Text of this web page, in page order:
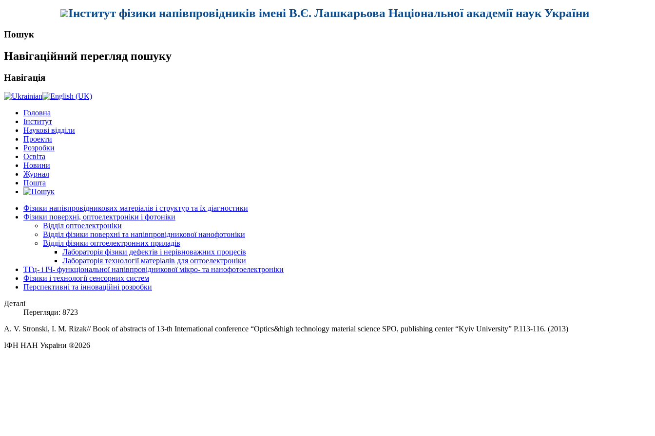
Інститут фізики напівпровідників імені В.Є. Лашкарьова Національної академії наук України
Пошук
Навігаційний перегляд пошуку
Навігація
Головна
Інститут
Наукові відділи
Проекти
Розробки
Освіта
Новини
Журнал
Пошта
Фізики напівпровідникових матеріалів і структур та їх діагностики
Фізики поверхні, оптоелектроніки і фотоніки
Відділ оптоелектроніки
Відділ фізики поверхні та напівпровідникової нанофотоніки
Відділ фізики оптоелектронних приладів
Лабораторія фізики дефектів і нерівноважних процесів
Лабораторія технології матеріалів для оптоелектроніки
ТГц- і ІЧ- функціональної напівпровідникової мікро- та нанофотоелектроніки
Фізики і технології сенсорних систем
Перспективні та інноваційні розробки
Деталі
Перегляди: 8723
A. V. Stronski, I. M. Rizak// Book of abstracts of 13-th International conference “Optics&high technology material science SPO, publishing center “Kyiv University” P.113-116. (2013)
ІФН НАН України ®2026